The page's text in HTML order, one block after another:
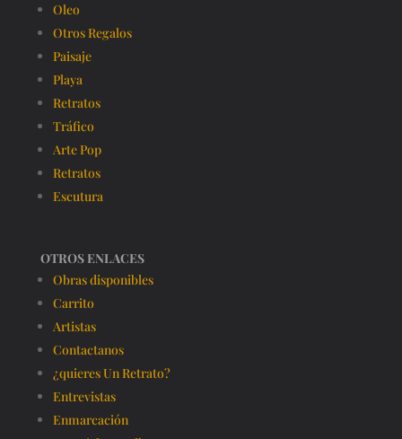
Oleo
Otros Regalos
Paisaje
Playa
Retratos
Tráfico
Arte Pop
Retratos
Escutura
OTROS ENLACES
Obras disponibles
Carrito
Artistas
Contactanos
¿quieres Un Retrato?
Entrevistas
Enmarcación